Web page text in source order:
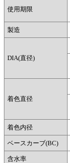
使用期限
製造
DIA(直径)
着色直径
着色内径
ベースカーブ(BC)
含水率